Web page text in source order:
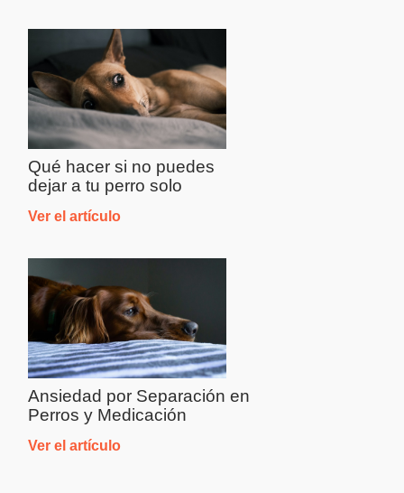
Qué hacer si no puedes
dejar a tu perro solo
Ver el artículo
Ansiedad por Separación en
Perros y Medicación
Ver el artículo